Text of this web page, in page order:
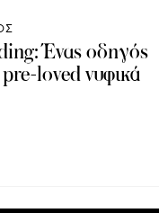
Ένας οδηγός
loved νυφικά